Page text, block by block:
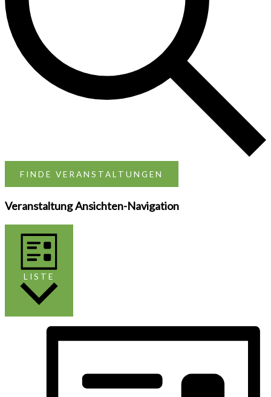
FINDE VERANSTALTUNGEN
Veranstaltung Ansichten-Navigation
LISTE